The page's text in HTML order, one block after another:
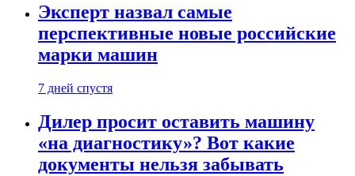
Эксперт назвал самые
перспективные новые российские
марки машин
7 дней спустя
Дилер просит оставить машину
«на диагностику»? Вот какие
документы нельзя забывать